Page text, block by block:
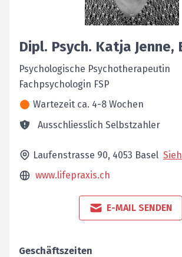
Dipl. Psych. Katja Jenne,
Psychologische Psychotherapeutin
Fachpsychologin FSP
Wartezeit ca. 4-8 Wochen
Ausschliesslich Selbstzahler
Laufenstrasse 90, 4053 Basel
www.lifepraxis.ch
E-MAIL SENDEN
Geschäftszeiten